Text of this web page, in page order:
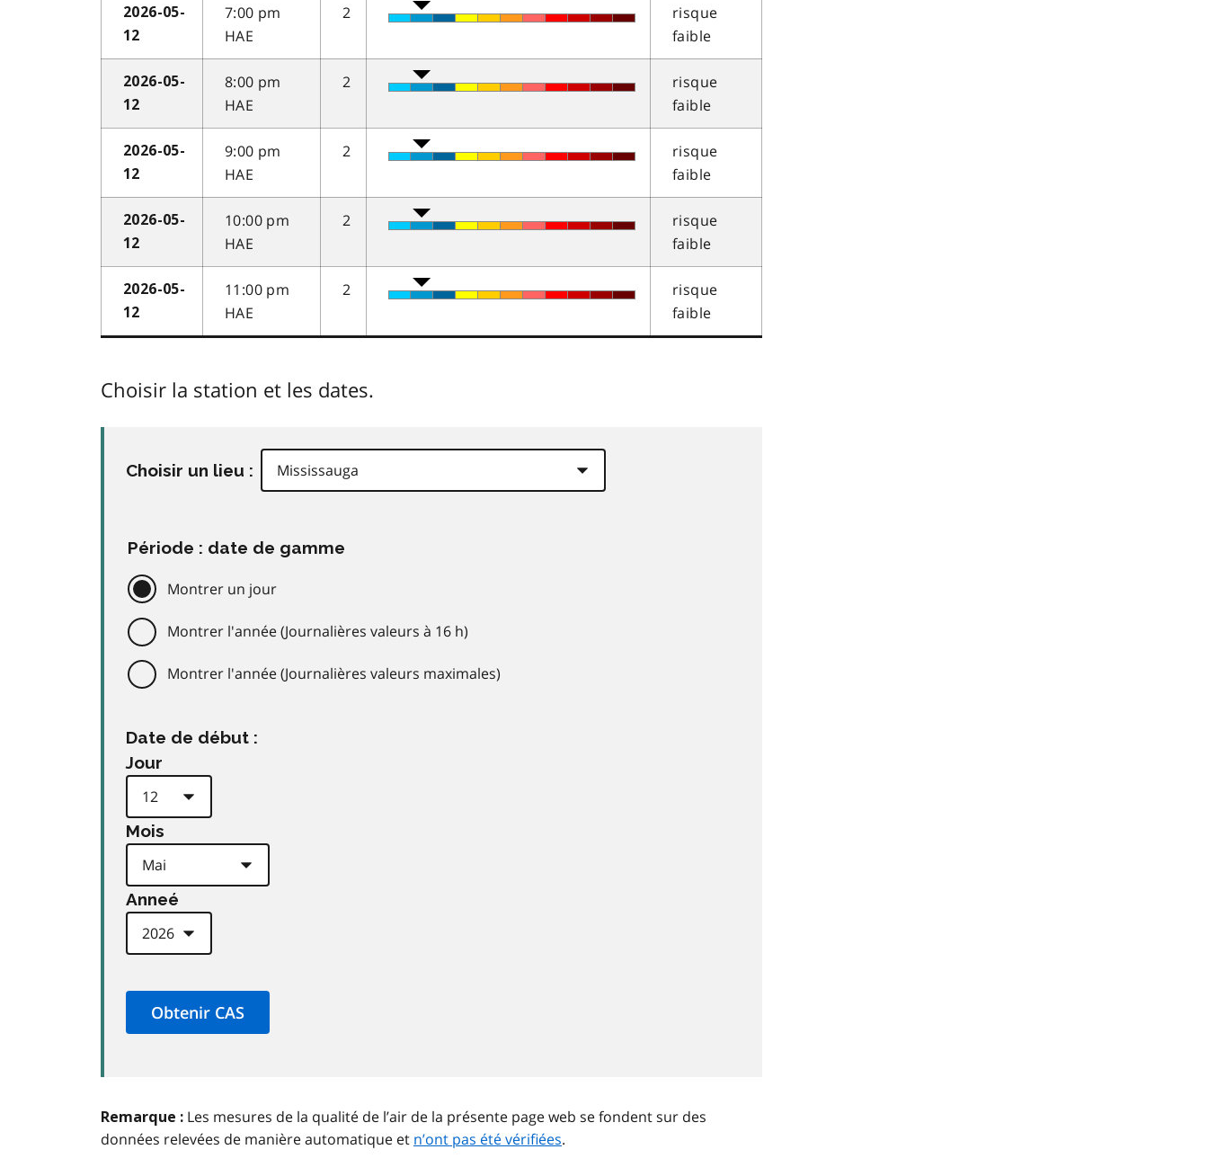
2026-05-
12
7:00 pm
HAE
2
risque
faible
2026-05-
12
8:00 pm
HAE
2
risque
faible
2026-05-
12
9:00 pm
HAE
2
risque
faible
2026-05-
12
10:00 pm
HAE
2
risque
faible
2026-05-
12
11:00 pm
HAE
2
risque
faible
Choisir la station et les dates.
Choisir un lieu :
Période : date de gamme
Montrer un jour
Montrer l'année (Journalières valeurs à 16 h)
Montrer l'année (Journalières valeurs maximales)
Date de début :
Jour
Mois
Anneé
Remarque : Les mesures de la qualité de l’air de la présente page web se fondent sur des
données relevées de manière automatique et n’ont pas été vérifiées.